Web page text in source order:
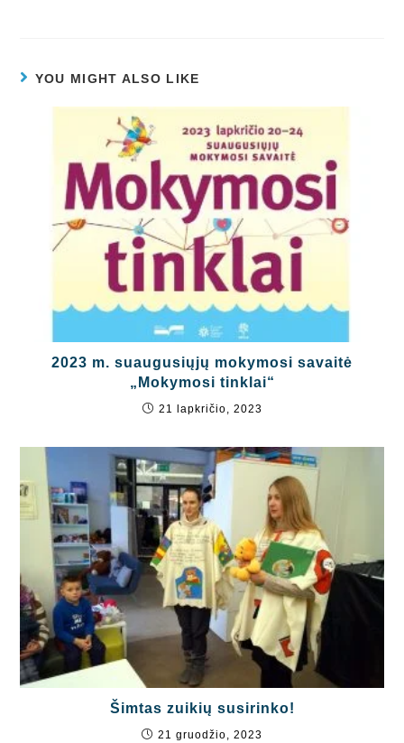
YOU MIGHT ALSO LIKE
2023 m. suaugusiųjų mokymosi savaitė
„Mokymosi tinklai“
21 lapkričio, 2023
Šimtas zuikių susirinko!
21 gruodžio, 2023